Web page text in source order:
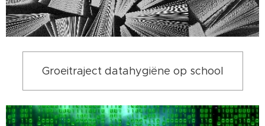
Groeitraject datahygiëne op school